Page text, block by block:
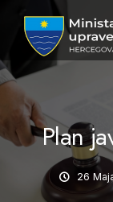
MPULS
HNK
Plan
26